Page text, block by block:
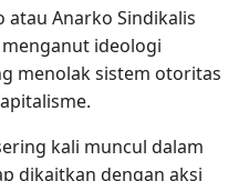
Anarko Sindikalis
ideologi
menolak sistem otoritas
kali muncul dalam
dikaitkan dengan aksi